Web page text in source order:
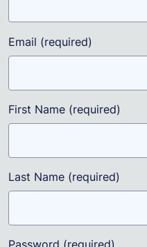
Email (required)
First Name (required)
Last Name (required)